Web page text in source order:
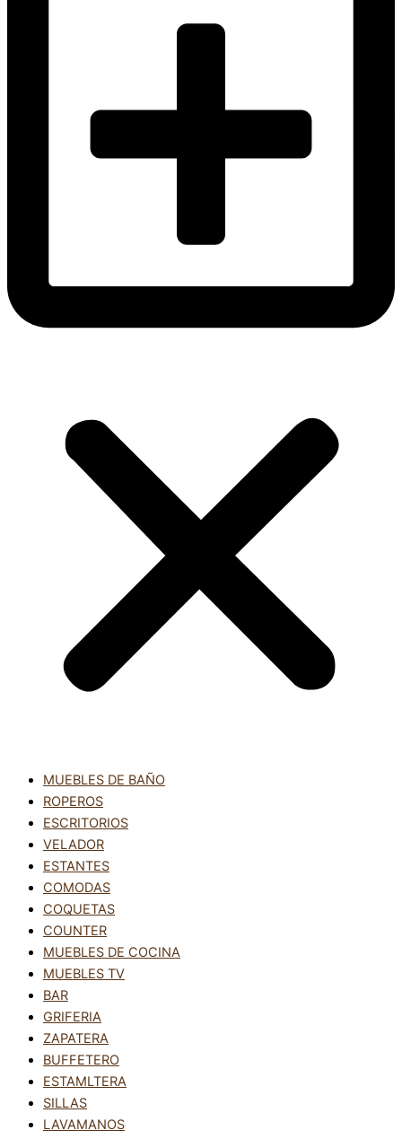
MUEBLES DE BAÑO
ROPEROS
ESCRITORIOS
VELADOR
ESTANTES
COMODAS
COQUETAS
COUNTER
MUEBLES DE COCINA
MUEBLES TV
BAR
GRIFERIA
ZAPATERA
BUFFETERO
ESTAMLTERA
SILLAS
LAVAMANOS